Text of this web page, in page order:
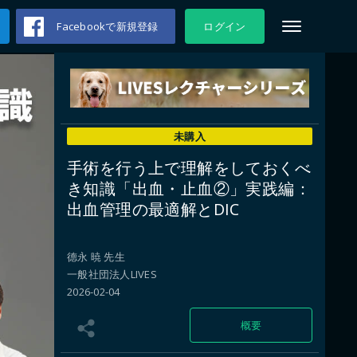
Facebookで新規登録 ログイン
未購入
手術を行う上で理解をしておくべ
き知識「出血・止血②」実践編：
出血管理の最適解とDIC
德永 暁 先生
一般社団法人LIVES
2026-02-04
概要